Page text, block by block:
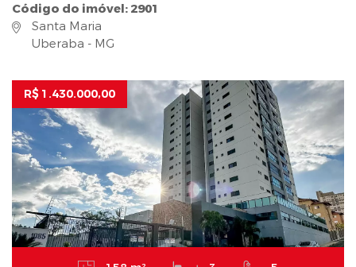
Código do imóvel: 2901
Santa Maria
Uberaba - MG
R$ 1.430.000,00